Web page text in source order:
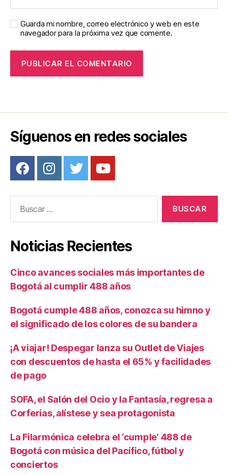
Guarda mi nombre, correo electrónico y web en este
navegador para la próxima vez que comente.
Síguenos en redes sociales
Noticias Recientes
Cinco avances sociales más importantes de
Bogotá al cumplir 488 años
Bogotá cumple 488 años, conozca su himno y
el significado de los colores de su bandera
¡A viajar! Despegar lanza su Outlet de Viajes
con descuentos de hasta el 65% y facilidades
de pago
SOFA, el Salón del Ocio y la Fantasía, regresa a
Corferias, alístese y sea protagonista
La Filarmónica celebra el ‘cumple’ 488 de
Bogotá con música del Pacífico, fútbol y
conciertos